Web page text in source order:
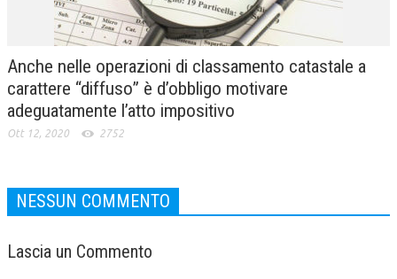
Anche nelle operazioni di classamento catastale a
carattere “diffuso” è d’obbligo motivare
adeguatamente l’atto impositivo
Ott 12, 2020 2752
NESSUN COMMENTO
Lascia un Commento